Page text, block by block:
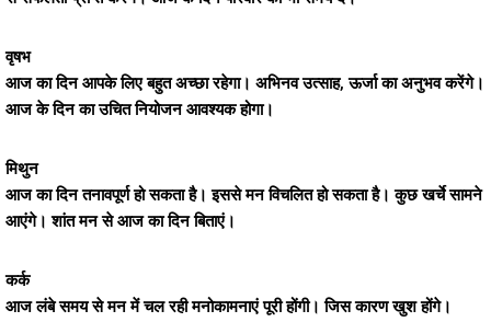
वृषभ
आज का दिन आपके लिए बहुत अच्छा रहेगा। अभिनव उत्साह, ऊर्जा का अनुभव करेंगे।
आज के दिन का उचित नियोजन आवश्यक होगा।
मिथुन
आज का दिन तनावपूर्ण हो सकता है। इससे मन विचलित हो सकता है। कुछ खर्चे सामने
आएंगे। शांत मन से आज का दिन बिताएं।
कर्क
आज लंबे समय से मन में चल रही मनोकामनाएं पूरी होंगी। जिस कारण खुश होंगे।